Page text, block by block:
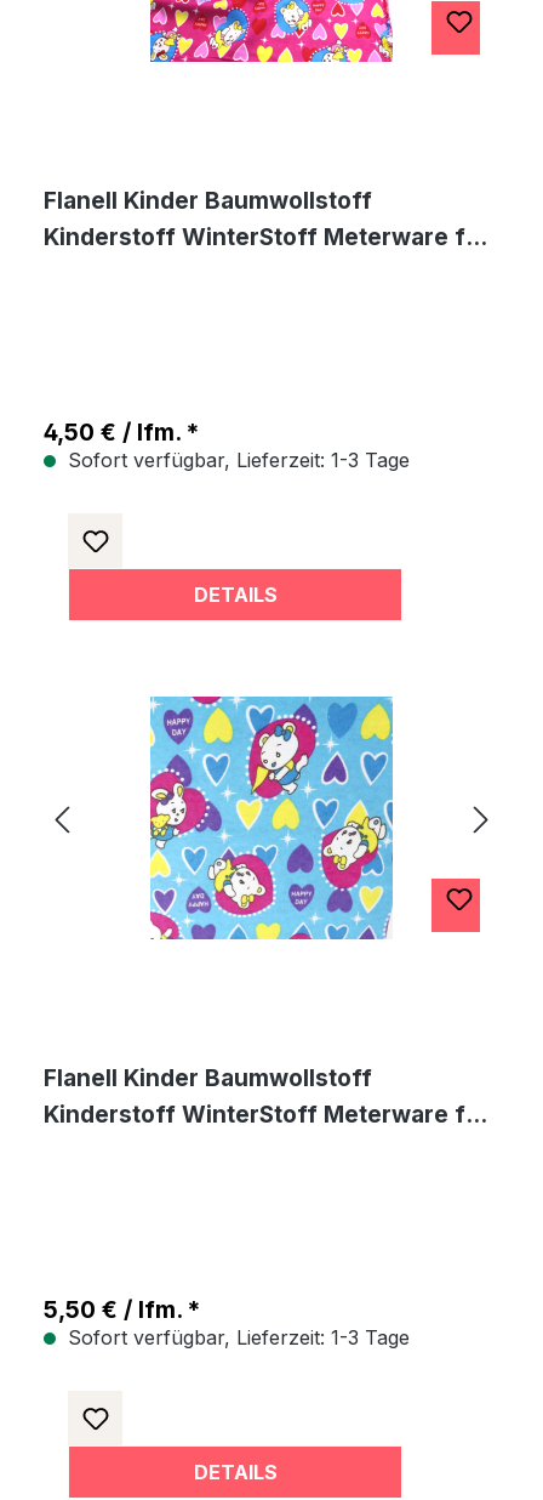
Flanell Kinder Baumwollstoff
Kinderstoff WinterStoff Meterware für
4,50 € / lfm. *
Sofort verfügbar, Lieferzeit: 1-3 Tage
DETAILS
Flanell Kinder Baumwollstoff
Kinderstoff WinterStoff Meterware für
5,50 € / lfm. *
Sofort verfügbar, Lieferzeit: 1-3 Tage
DETAILS